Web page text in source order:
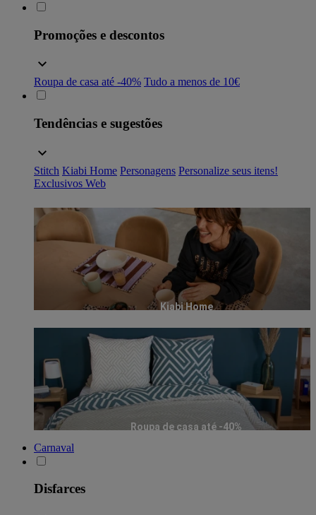
Promoções e descontos
Roupa de casa até -40% Tudo a menos de 10€
Tendências e sugestões
Stitch Kiabi Home Personagens Personalize seus itens!
Exclusivos Web
Kiabi Home
Roupa de casa até -40%
Carnaval
Disfarces